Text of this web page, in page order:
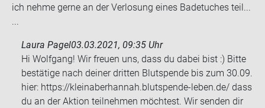
ich nehme gerne an der Ver­lo­sung eines Ba­de­tu­ches teil...
...
Laura Pagel03.03.2021, 09:35 Uhr
Hi Wolfgang! Wir freuen uns, dass du dabei bist :) Bitte
bestätige nach deiner dritten Blutspende bis zum 30.09.
hier: https://kleinaberhannah.blutspende-leben.de/ dass
du an der Aktion teilnehmen möchtest. Wir senden dir